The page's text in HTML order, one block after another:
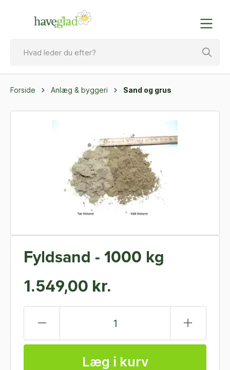
Forside Anlæg & byggeri Sand og grus
Fyldsand - 1000 kg
1.549,00 kr.
Læg i kurv